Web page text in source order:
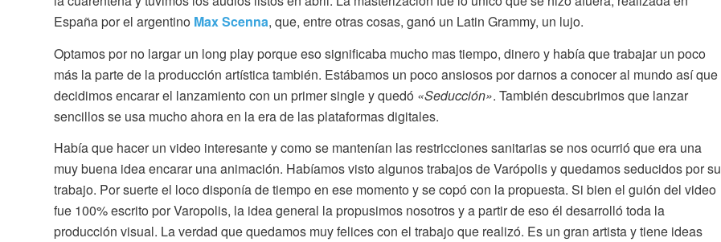
España por el argentino Max Scenna, que, entre otras cosas, ganó un Latin Grammy, un lujo.
Optamos por no largar un long play porque eso significaba mucho mas tiempo, dinero y había que trabajar un poco
más la parte de la producción artística también. Estábamos un poco ansiosos por darnos a conocer al mundo así que
decidimos encarar el lanzamiento con un primer single y quedó «Seducción». También descubrimos que lanzar
sencillos se usa mucho ahora en la era de las plataformas digitales.
Había que hacer un video interesante y como se mantenían las restricciones sanitarias se nos ocurrió que era una
muy buena idea encarar una animación. Habíamos visto algunos trabajos de Varópolis y quedamos seducidos por su
trabajo. Por suerte el loco disponía de tiempo en ese momento y se copó con la propuesta. Si bien el guión del video
fue 100% escrito por Varopolis, la idea general la propusimos nosotros y a partir de eso él desarrolló toda la
producción visual. La verdad que quedamos muy felices con el trabajo que realizó. Es un gran artista y tiene ideas